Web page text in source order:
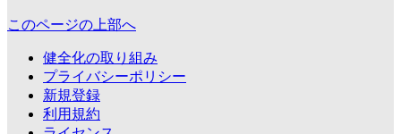
このページの上部へ
健全化の取り組み
プライバシーポリシー
新規登録
利用規約